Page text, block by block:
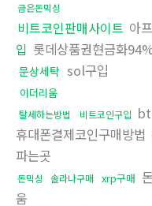
금은돈믹싱
비트코인판매사이트 아
입 롯데상품권현금화
문상세탁 sol구입
이더리움
탈세하는방법 비트코인구입
휴대폰결제코인구매방법
파는곳
돈믹싱 솔라나구매 xrp구매
움